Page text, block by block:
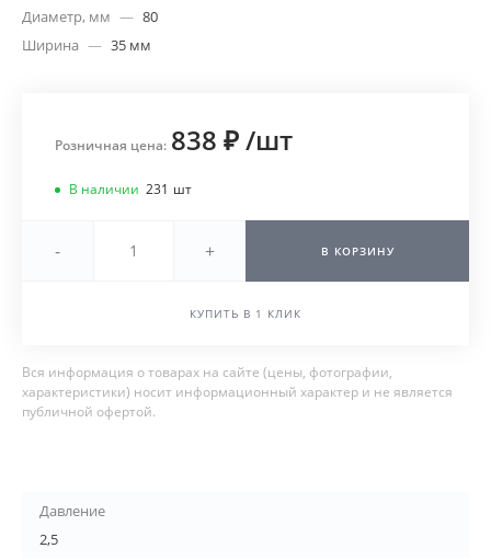
Диаметр, мм — 80
Ширина — 35 мм
Розничная цена: 838 ₽/шт
В наличии 231 шт
- + В КОРЗИНУ
КУПИТЬ В 1 КЛИК
Вся информация о товарах на сайте (цены, фотографии,
характеристики) носит информационный характер и не является
публичной офертой.
Давление
2,5